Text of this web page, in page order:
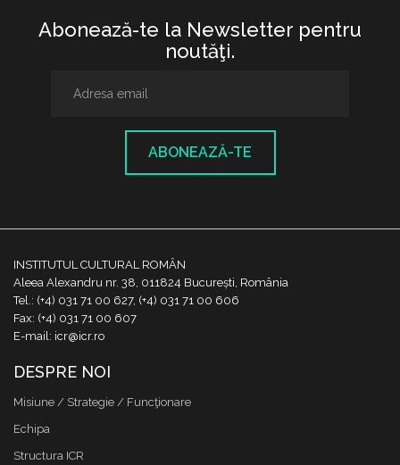
Abonează-te la Newsletter pentru
noutăţi.
ABONEAZĂ-TE
INSTITUTUL CULTURAL ROMÂN
Aleea Alexandru nr. 38, 011824 București, România
Tel.: (+4) 031 71 00 627, (+4) 031 71 00 606
Fax: (+4) 031 71 00 607
E-mail: icr@icr.ro
DESPRE NOI
Misiune / Strategie / Funcţionare
Echipa
Structura ICR